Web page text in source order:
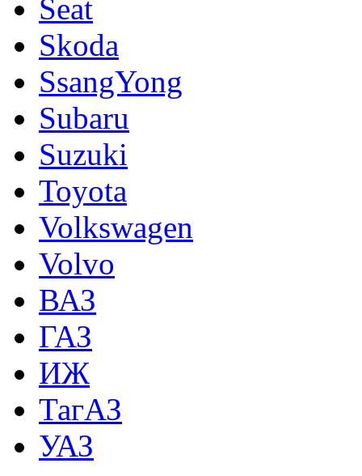
Seat
Skoda
SsangYong
Subaru
Suzuki
Toyota
Volkswagen
Volvo
ВАЗ
ГАЗ
ИЖ
ТагАЗ
УАЗ